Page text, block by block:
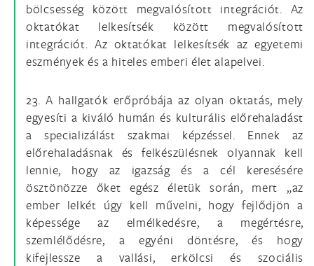
bölcsesség között megvalósított integrációt. Az
oktatókat lelkesítsék között megvalósított
integrációt. Az oktatókat lelkesítsék az egyetemi
eszmények és a hiteles emberi élet alapelvei.
23. A hallgatók erőpróbája az olyan oktatás, mely
egyesíti a kiváló humán és kulturális előrehaladást
a specializálást szakmai képzéssel. Ennek az
előrehaladásnak és felkészülésnek olyannak kell
lennie, hogy az igazság és a cél keresésére
ösztönözze őket egész életük során, mert „az
ember lelkét úgy kell művelni, hogy fejlődjön a
képessége az elmélkedésre, a megértésre,
szemlélődésre, a egyéni döntésre, és hogy
kifejlessze a vallási, erkölcsi és szociális